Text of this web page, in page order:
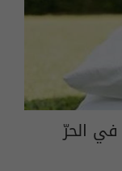
الحرّ